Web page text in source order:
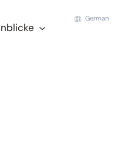
German